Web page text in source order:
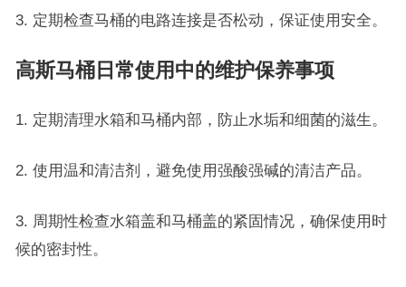
3. 定期检查马桶的电路连接是否松动，保证使用安全。
高斯马桶日常使用中的维护保养事项
1. 定期清理水箱和马桶内部，防止水垢和细菌的滋生。
2. 使用温和清洁剂，避免使用强酸强碱的清洁产品。
3. 周期性检查水箱盖和马桶盖的紧固情况，确保使用时
候的密封性。